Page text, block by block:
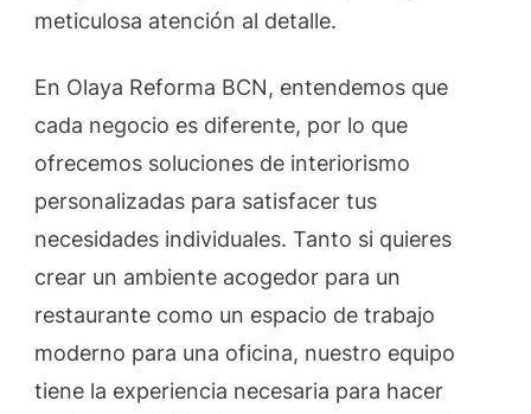
meticulosa atención al detalle.
En Olaya Reforma BCN, entendemos que
cada negocio es diferente, por lo que
ofrecemos soluciones de interiorismo
personalizadas para satisfacer tus
necesidades individuales. Tanto si quieres
crear un ambiente acogedor para un
restaurante como un espacio de trabajo
moderno para una oficina, nuestro equipo
tiene la experiencia necesaria para hacer